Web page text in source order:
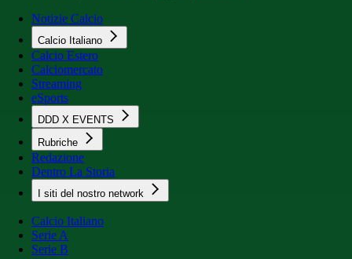
Notizie Calcio
Calcio Italiano
Calcio Estero
Calciomercato
Streaming
eSports
DDD X EVENTS
Rubriche
Redazione
Dentro La Storia
I siti del nostro network
Calcio Italiano
Serie A
Serie B